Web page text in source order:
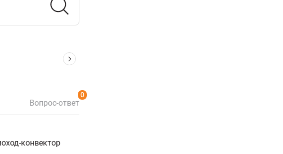
Вопрос-ответ
0
конвектор